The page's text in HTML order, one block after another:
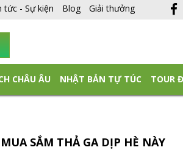
tức - Sự kiện Blog Giải thưởng
CHÂU ÂU NHẬT BẢN TỰ TÚC TOUR
SẮM THẢ GA DỊP HÈ NÀY